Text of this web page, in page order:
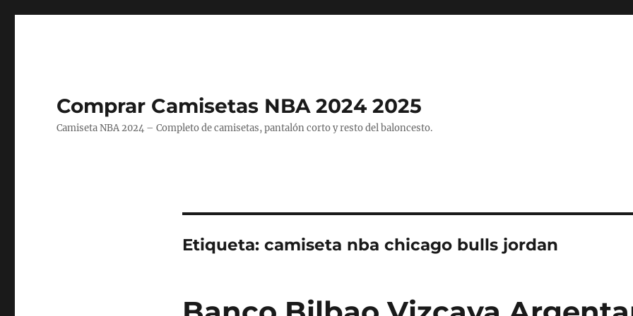
Comprar Camisetas NBA 2024 2025
Camiseta NBA 2024 – Completo de camisetas, pantalón corto y resto del baloncesto.
Etiqueta: camiseta nba chicago bulls jordan